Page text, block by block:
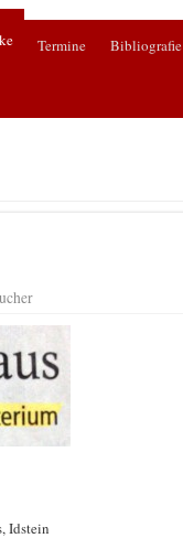
Termine Bibliografie
Idstein